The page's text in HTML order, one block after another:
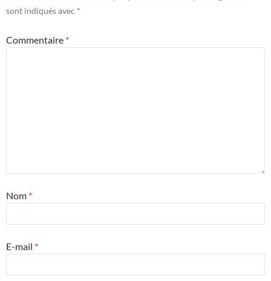
sont indiqués avec *
Commentaire *
Nom *
E-mail *